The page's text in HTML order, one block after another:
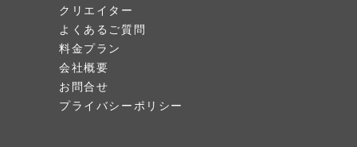
クリエイター
よくあるご質問
料金プラン
会社概要
お問合せ
プライバシーポリシー